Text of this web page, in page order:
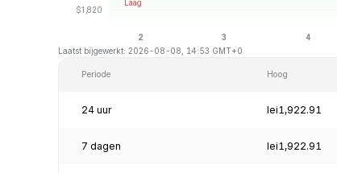
Laatst bijgewerkt: 2026-08-08, 14:53 GMT+0
Periode Hoog
24 uur lei1,922.91
7 dagen lei1,922.91